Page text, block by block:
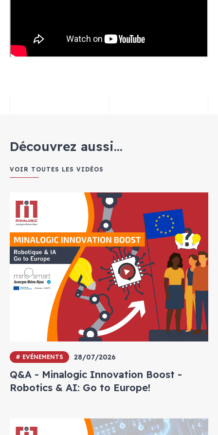
Découvrez aussi...
VOIR TOUTES LES VIDÉOS
# EVÉNEMENTS 28/07/2026
Q&A - Minalogic Innovation Boost -
Robotics & AI: Go to Europe!